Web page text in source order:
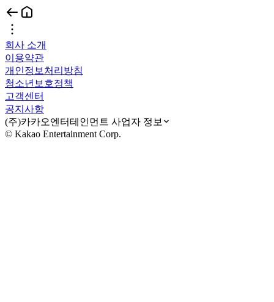
회사 소개
이용약관
개인정보처리방침
청소년보호정책
고객센터
공지사항
(주)카카오엔터테인먼트 사업자 정보
© Kakao Entertainment Corp.